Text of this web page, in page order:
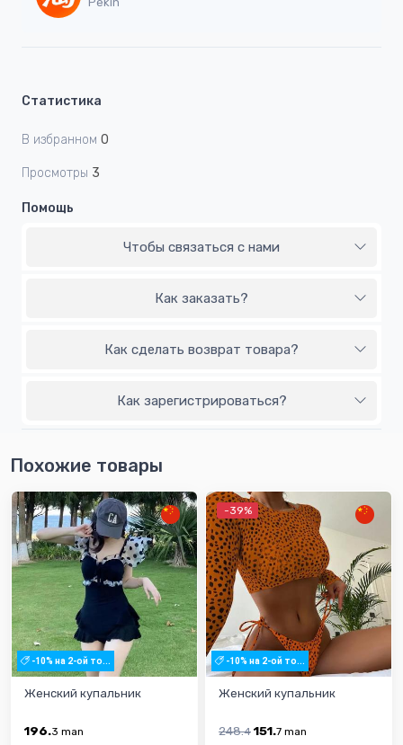
Статистика
В избранном 0
Просмотры 3
Помощь
Чтобы связаться с нами
Как заказать?
Как сделать возврат товара?
Как зарегистрироваться?
Похожие товары
-10% на 2-ой то...
Женский купальник
196.3 man
-39%
-10% на 2-ой то...
Женский купальник
248.4 151.7 man